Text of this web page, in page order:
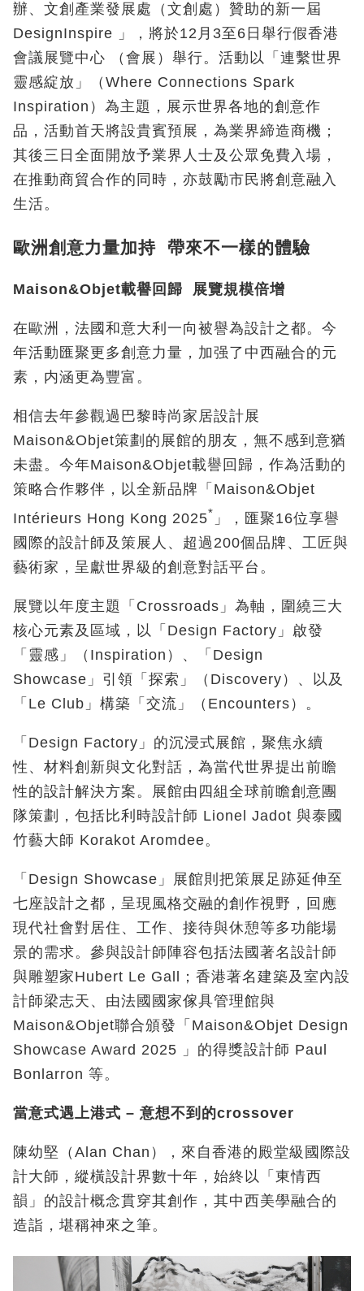
辦、文創產業發展處（文創處）贊助的新一屆
DesignInspire 」，將於12月3至6日舉行假香港
會議展覽中心 （會展）舉行。活動以「連繫世界
靈感綻放」（Where Connections Spark
Inspiration）為主題，展示世界各地的創意作
品，活動首天將設貴賓預展，為業界締造商機；
其後三日全面開放予業界人士及公眾免費入場，
在推動商貿合作的同時，亦鼓勵市民將創意融入
生活。
歐洲創意力量加持 帶來不一樣的體驗
Maison&Objet載譽回歸 展覽規模倍增
在歐洲，法國和意大利一向被譽為設計之都。今
年活動匯聚更多創意力量，加强了中西融合的元
素，内涵更為豐富。
相信去年參觀過巴黎時尚家居設計展
Maison&Objet策劃的展館的朋友，無不感到意猶
未盡。今年Maison&Objet載譽回歸，作為活動的
策略合作夥伴，以全新品牌「 Maison&Objet
Intérieurs Hong Kong 2025* 」，匯聚16位享譽
國際的設計師及策展人、超過 200個品牌、工匠與
藝術家，呈獻世界級的創意對話平台。
展覽以年度主題「Crossroads 」為軸，圍繞三大
核心元素及區域，以「 Design Factory 」啟發
「靈感」（ Inspiration ）、「 Design
Showcase 」引領「探索」（ Discovery ）、以及
「 Le Club 」構築「交流」（ Encounters ）。
「Design Factory 」的沉浸式展館，聚焦永續
性、材料創新與文化對話，為當代世界提出前瞻
性的設計解決方案。展館由四組全球前瞻創意團
隊策劃，包括比利時設計師 Lionel Jadot 與泰國
竹藝大師 Korakot Aromdee。
「Design Showcase 」展館則把策展足跡延伸至
七座設計之都，呈現風格交融的創作視野，回應
現代社會對居住、工作、接待與休憩等多功能場
景的需求。參與設計師陣容包括法國著名設計師
與雕塑家Hubert Le Gall
；香港著名建築及室內設
計師梁志天、由法國國家傢具管理館與
Maison&Objet聯合頒發「 Maison&Objet Design
Showcase Award 2025
」的得獎設計師 Paul
Bonlarron 等。
當意式遇上港式 – 意想不到的crossover
陳幼堅（Alan Chan ），來自香港的殿堂級國際設
計大師，縱橫設計界數十年， 始終以「東情西
韻」的設計概念貫穿其創作，其中西美學融合的
造詣，堪稱神來之筆。